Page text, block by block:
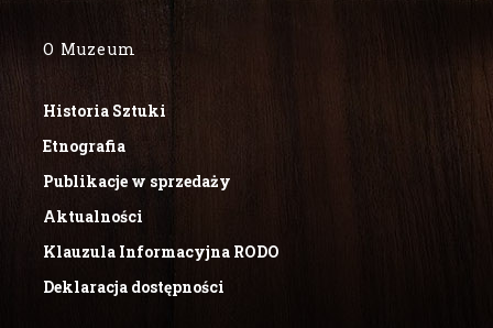
O Muzeum
Historia Sztuki
Etnografia
Publikacje w sprzedaży
Aktualności
Klauzula Informacyjna RODO
Deklaracja dostępności